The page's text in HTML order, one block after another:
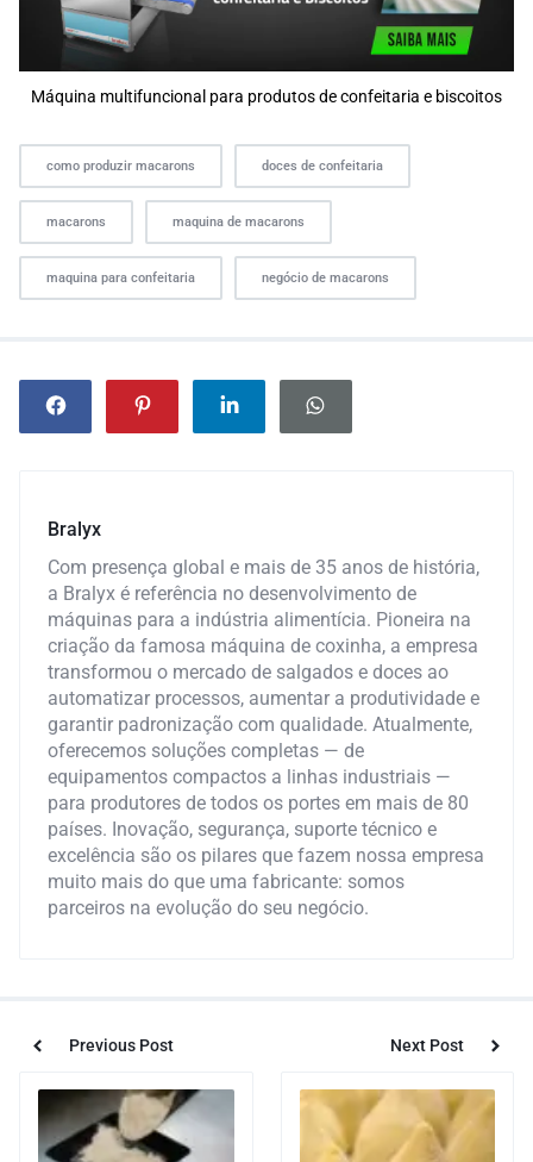
Máquina multifuncional para produtos de confeitaria e biscoitos
como produzir macarons doces de confeitaria
macarons maquina de macarons
maquina para confeitaria negócio de macarons
Bralyx
Com presença global e mais de 35 anos de história,
a Bralyx é referência no desenvolvimento de
máquinas para a indústria alimentícia. Pioneira na
criação da famosa máquina de coxinha, a empresa
transformou o mercado de salgados e doces ao
automatizar processos, aumentar a produtividade e
garantir padronização com qualidade. Atualmente,
oferecemos soluções completas — de
equipamentos compactos a linhas industriais —
para produtores de todos os portes em mais de 80
países. Inovação, segurança, suporte técnico e
excelência são os pilares que fazem nossa empresa
muito mais do que uma fabricante: somos
parceiros na evolução do seu negócio.
Previous Post Next Post